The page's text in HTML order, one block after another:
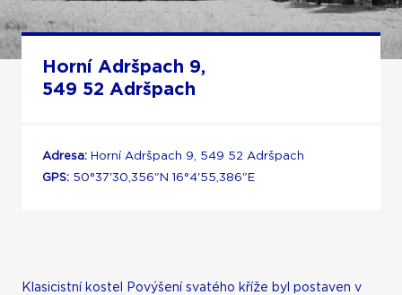
Horní Adršpach 9,
549 52 Adršpach
Adresa: Horní Adršpach 9, 549 52 Adršpach
GPS: 50°37'30,356"N 16°4'55,386"E
Klasicistní kostel Povýšení svatého kříže byl postaven v